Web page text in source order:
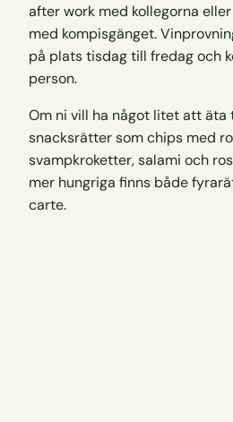
after work med kollegorna
med kompisgänget.
på plats tisdag till fredag och
person.
Om ni vill ha något litet att äta
snacksrätter som chips med
svampkroketter, salami och
mer hungriga finns både
carte.